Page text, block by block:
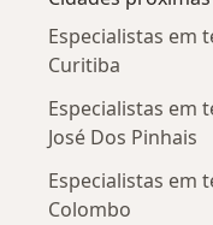
Especialistas em
Curitiba
Especialistas em
José Dos Pinhais
Especialistas em
Colombo